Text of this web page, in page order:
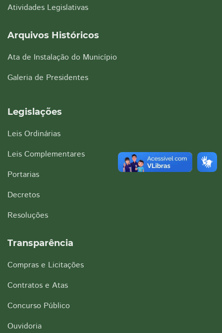
Atividades Legislativas
Arquivos Históricos
Ata de Instalação do Município
Galeria de Presidentes
Legislações
Leis Ordinárias
Leis Complementares
Portarias
Decretos
Resoluções
Transparência
Compras e Licitações
Contratos e Atas
Concurso Público
Ouvidoria